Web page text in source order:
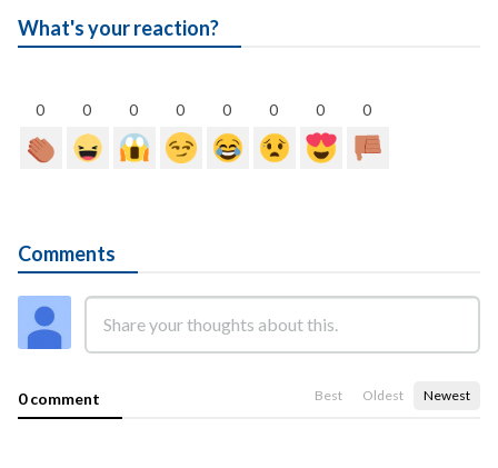
What's your reaction?
0 0 0 0 0 0 0 0
Comments
0 comment Best Oldest Newest